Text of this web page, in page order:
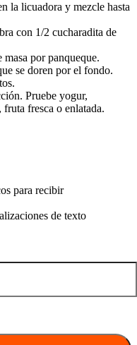
la licuadora y mezcle hasta
con 1/2 cucharadita de
por panqueque.
se doren por el fondo.
Pruebe yogur,
fresca o enlatada.
para recibir
de texto